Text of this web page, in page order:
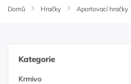
Domů / Hračky / Aportovací hračky
Kategorie
Krmivo